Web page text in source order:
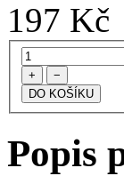
197 Kč
+ −
Popis